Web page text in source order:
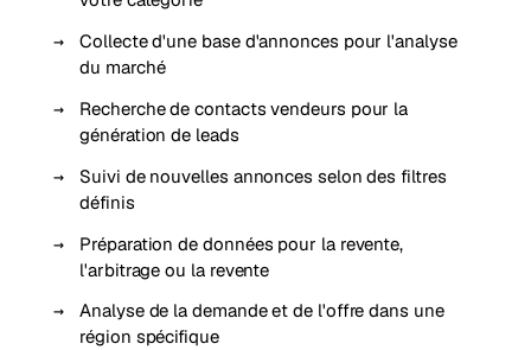
Collecte d'une base d'annonces pour l'analyse
du marché
Recherche de contacts vendeurs pour la
génération de leads
Suivi de nouvelles annonces selon des filtres
définis
Préparation de données pour la revente,
l'arbitrage ou la revente
Analyse de la demande et de l'offre dans une
région spécifique